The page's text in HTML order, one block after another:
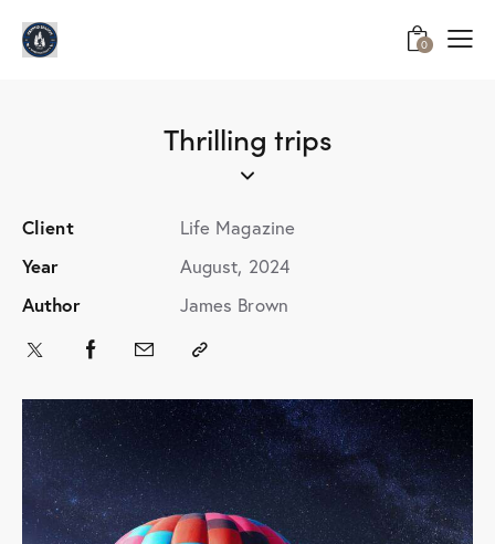
0
Thrilling trips
Client
Life Magazine
Year
August, 2024
Author
James Brown